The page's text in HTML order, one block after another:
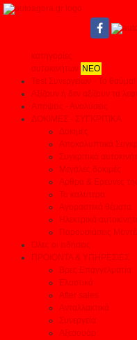
κατηγορίες
αυτοκινήτων ΝΕΟ
Test Συνεργείων - Το θαύμα!
Αξίζουν ή δεν αξίζουν τα
Απόψεις - Αναλύσεις
ΔΟΚΙΜΕΣ - ΣΥΓΚΡΙΤΙΚΑ
Δοκιμές
Αποκαλυπτικά
Συγκριτικά
Μεγάλες δοκιμές
Αρθρα & Ερευνες
Τα καλύτερα
Αγοραστικά θέματα
Ηλεκτρικά
Παρουσιάσεις
Όλες οι ειδήσεις
ΠΡΟΙΟΝΤΑ & ΥΠΗΡΕΣΙΕΣ
Βρες Επαγγελματία
Ελαστικά
After sales
Ανταλλακτικά
Συνεργεία
Αξεσουάρ